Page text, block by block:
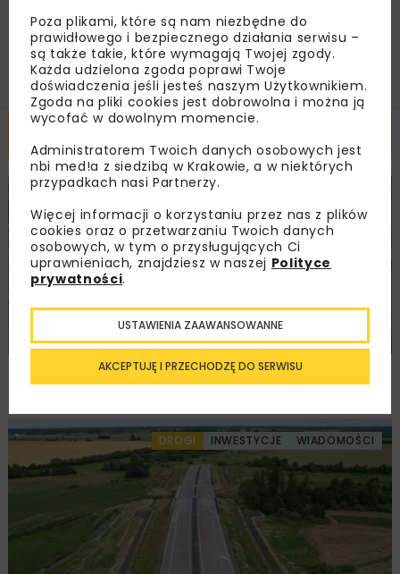
ZAPISZ MNIE
Powiązane artykuły
Remont nawierzchni na węzłach A4.
Przetarg obejmuje pięć węzłów
DROGI INWESTYCJE WIADOMOŚCI
Poza plikami, które są nam niezbędne do
prawidłowego i bezpiecznego działania serwisu –
są także takie, które wymagają Twojej zgody.
Każda udzielona zgoda poprawi Twoje
doświadczenia jeśli jesteś naszym Użytkownikiem.
Zgoda na pliki cookies jest dobrowolna i można ją
wycofać w dowolnym momencie.
Administratorem Twoich danych osobowych jest
nbi med!a z siedzibą w Krakowie, a w niektórych
przypadkach nasi Partnerzy.
Więcej informacji o korzystaniu przez nas z plików
cookies oraz o przetwarzaniu Twoich danych
osobowych, w tym o przysługujących Ci
uprawnieniach, znajdziesz w naszej Polityce
prywatności.
AKCEPTUJĘ I PRZECHODZĘ DO SERWISU
USTAWIENIA ZAAWANSOWANNE